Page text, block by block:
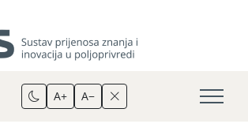
A+ A−